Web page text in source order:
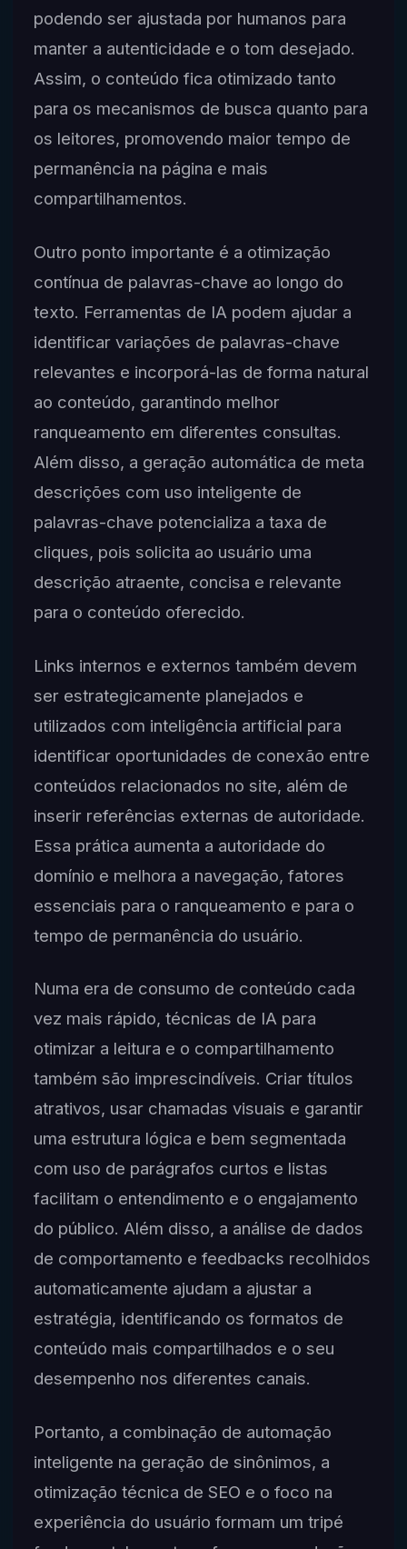
podendo ser ajustada por humanos para
manter a autenticidade e o tom desejado.
Assim, o conteúdo fica otimizado tanto
para os mecanismos de busca quanto para
os leitores, promovendo maior tempo de
permanência na página e mais
compartilhamentos.
Outro ponto importante é a otimização
contínua de palavras-chave ao longo do
texto. Ferramentas de IA podem ajudar a
identificar variações de palavras-chave
relevantes e incorporá-las de forma natural
ao conteúdo, garantindo melhor
ranqueamento em diferentes consultas.
Além disso, a geração automática de meta
descrições com uso inteligente de
palavras-chave potencializa a taxa de
cliques, pois solicita ao usuário uma
descrição atraente, concisa e relevante
para o conteúdo oferecido.
Links internos e externos também devem
ser estrategicamente planejados e
utilizados com inteligência artificial para
identificar oportunidades de conexão entre
conteúdos relacionados no site, além de
inserir referências externas de autoridade.
Essa prática aumenta a autoridade do
domínio e melhora a navegação, fatores
essenciais para o ranqueamento e para o
tempo de permanência do usuário.
Numa era de consumo de conteúdo cada
vez mais rápido, técnicas de IA para
otimizar a leitura e o compartilhamento
também são imprescindíveis. Criar títulos
atrativos, usar chamadas visuais e garantir
uma estrutura lógica e bem segmentada
com uso de parágrafos curtos e listas
facilitam o entendimento e o engajamento
do público. Além disso, a análise de dados
de comportamento e feedbacks recolhidos
automaticamente ajudam a ajustar a
estratégia, identificando os formatos de
conteúdo mais compartilhados e o seu
desempenho nos diferentes canais.
Portanto, a combinação de automação
inteligente na geração de sinônimos, a
otimização técnica de SEO e o foco na
experiência do usuário formam um tripé